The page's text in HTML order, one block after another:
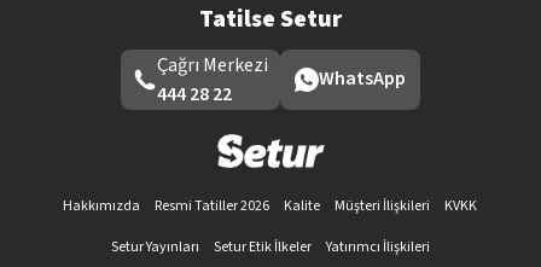
Tatilse Setur
Çağrı Merkezi
444 28 22
WhatsApp
Hakkımızda Resmi Tatiller 2026 Kalite Müşteri İlişkileri
KVKK
Setur Yayınları
Setur Etik İlkeler
Yatırımcı İlişkileri